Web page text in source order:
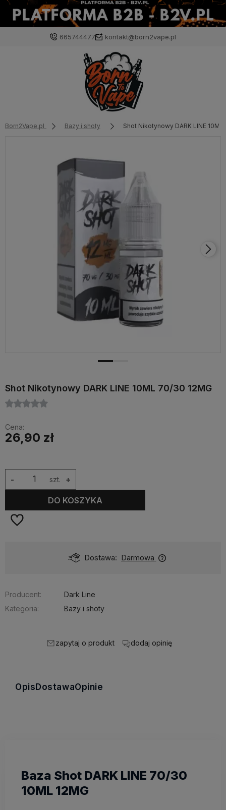
665744477 kontakt@born2vape.pl
Born2Vape.pl Bazy i shoty Shot Nikotynowy DARK LINE 10ML
Shot Nikotynowy DARK LINE 10ML 70/30 12MG
Cena:
26,90 zł
szt. +
-
DO KOSZYKA
Dostawa: Darmowa
Producent:
Dark Line
Kategoria:
Bazy i shoty
zapytaj o produkt dodaj opinię
Opis DostawaOpinie
Baza Shot DARK LINE 70/30
10ML 12MG